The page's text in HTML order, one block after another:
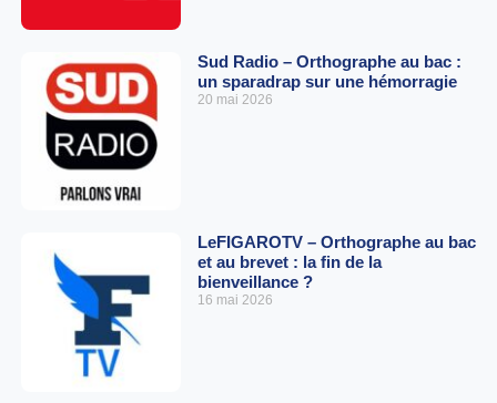
Sud Radio – Orthographe au bac :
un sparadrap sur une hémorragie
20 mai 2026
LeFIGAROTV – Orthographe au bac
et au brevet : la fin de la
bienveillance ?
16 mai 2026